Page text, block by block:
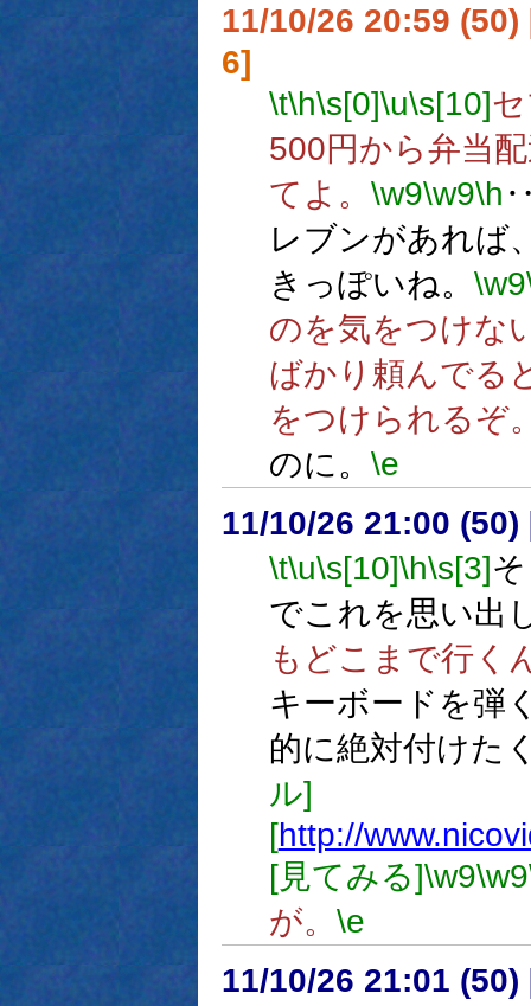
11/10/26 20:59 (50)
6]
\t\h\s[0]\u\s[10]
500円から弁当
てよ。 \w9\w9\h
レブンがあれば
きっぽいね。 \w9
のを気をつけな
ばかり頼んでる
をつけられるぞ
のに。 \e
11/10/26 21:00 (50)
\t\u\s[10]\h\s[3]
でこれを思い出
もどこまで行く
キーボードを弾
的に絶対付けた
ル]
[http://
[見てみる]\w9\w9
が。 \e
11/10/26 21:01 (50)